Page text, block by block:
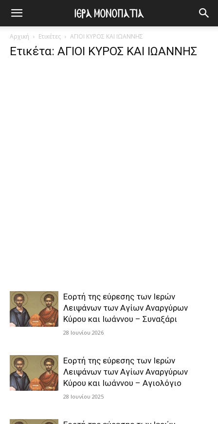
Αρχική Ετικέτες ΑΓΙΟΙ ΚΥΡΟΣ ΚΑΙ ΙΩΑΝΝΗΣ
Ετικέτα: ΑΓΙΟΙ ΚΥΡΟΣ ΚΑΙ ΙΩΑΝΝΗΣ
Εορτή της εύρεσης των Ιερών
Λειψάνων των Αγίων Αναργύρων
Κύρου και Ιωάννου – Συναξάρι
28 Ιουνίου 2026
Εορτή της εύρεσης των Ιερών
Λειψάνων των Αγίων Αναργύρων
Κύρου και Ιωάννου – Αγιολόγιο
28 Ιουνίου 2025